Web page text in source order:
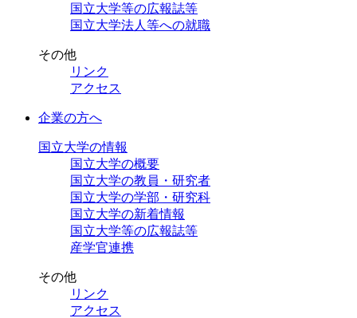
国立大学等の広報誌等
国立大学法人等への就職
その他
リンク
アクセス
企業の方へ
国立大学の情報
国立大学の概要
国立大学の教員・研究者
国立大学の学部・研究科
国立大学の新着情報
国立大学等の広報誌等
産学官連携
その他
リンク
アクセス